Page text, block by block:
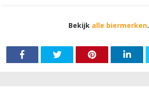
Bekijk alle biermerken.